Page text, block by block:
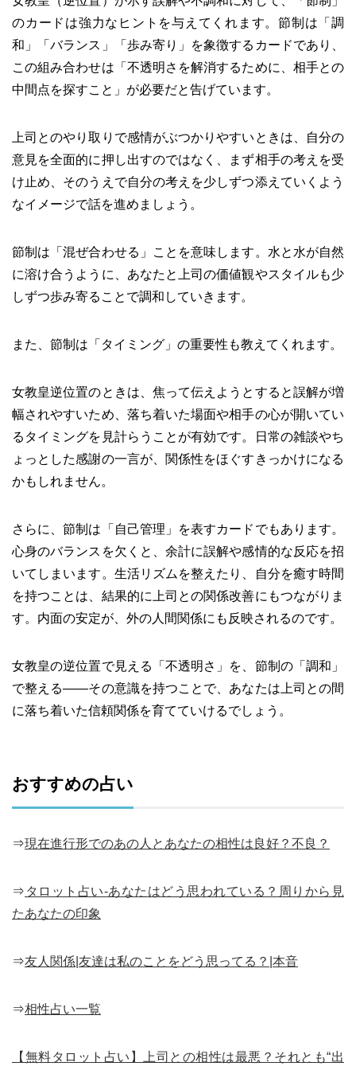
のカードは強力なヒントを与えてくれます。節制は「調
和」「バランス」「歩み寄り」を象徴するカードであり、
この組み合わせは「不透明さを解消するために、相手との
中間点を探すこと」が必要だと告げています。
上司とのやり取りで感情がぶつかりやすいときは、自分の
意見を全面的に押し出すのではなく、まず相手の考えを受
け止め、そのうえで自分の考えを少しずつ添えていくよう
なイメージで話を進めましょう。
節制は「混ぜ合わせる」ことを意味します。水と水が自然
に溶け合うように、あなたと上司の価値観やスタイルも少
しずつ歩み寄ることで調和していきます。
また、節制は「タイミング」の重要性も教えてくれます。
女教皇逆位置のときは、焦って伝えようとすると誤解が増
幅されやすいため、落ち着いた場面や相手の心が開いてい
るタイミングを見計らうことが有効です。日常の雑談やち
ょっとした感謝の一言が、関係性をほぐすきっかけになる
かもしれません。
さらに、節制は「自己管理」を表すカードでもあります。
心身のバランスを欠くと、余計に誤解や感情的な反応を招
いてしまいます。生活リズムを整えたり、自分を癒す時間
を持つことは、結果的に上司との関係改善にもつながりま
す。内面の安定が、外の人間関係にも反映されるのです。
女教皇の逆位置で見える「不透明さ」を、節制の「調和」
で整える――その意識を持つことで、あなたは上司との間
に落ち着いた信頼関係を育てていけるでしょう。
おすすめの占い
⇒現在進行形でのあの人とあなたの相性は良好？不良？
⇒ タロット占い-あなたはどう思われている？周りから見
たあなたの印象
⇒友人関係|友達は私のことをどう思ってる？|本音
⇒相性占い一覧
【無料タロット占い】上司との相性は最悪？それとも“出